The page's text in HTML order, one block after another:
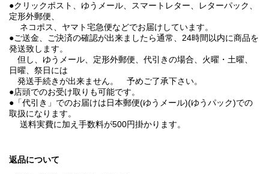
●クリックポスト、ゆうメール、スマートレター、レターパック、
定形外郵便、
ネコポス、ヤマト宅急便などでお届けしています。
●ご送金、ご決済の確認が出来ましたら通常、24時間以内に商品を
発送致します。
但し、ゆうメール、定形外郵便、代引きの場合、火曜・土曜、
日曜、祭日には
発送手続きが出来ません。 予めご了承下さい。
●店頭でのお受け取りも可能です。
●「代引き」でのお届けは日本郵便(ゆうメール)(ゆうパック)での
取扱になります。
送料実費に加え手数料が500円掛かります。
返品について